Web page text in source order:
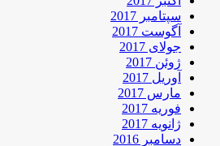
سپتامبر 2017
آگوست 2017
جولای 2017
ژوئن 2017
آوریل 2017
مارس 2017
فوریه 2017
ژانویه 2017
دسامبر 2016